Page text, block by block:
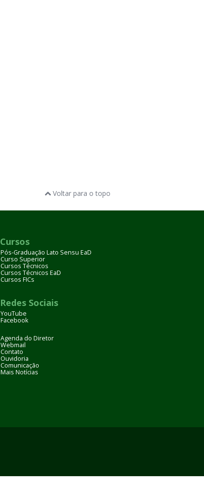
Voltar para o topo
Cursos
Pós-Graduação Lato Sensu EaD
Curso Superior
Cursos Técnicos
Cursos Técnicos EaD
Cursos FICs
Redes Sociais
YouTube
Facebook
Agenda do Diretor
Webmail
Contato
Ouvidoria
Comunicação
Mais Notícias